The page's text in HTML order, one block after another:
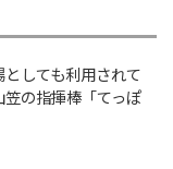
しても利用されて
の指揮棒「てっぽ